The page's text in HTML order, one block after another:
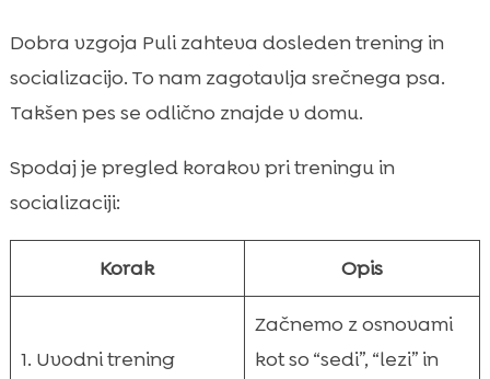
Dobra vzgoja Puli zahteva dosleden trening in
socializacijo. To nam zagotavlja srečnega psa.
Takšen pes se odlično znajde v domu.
Spodaj je pregled korakov pri treningu in
socializaciji:
Korak Opis
1. Uvodni trening
Začnemo z osnovami
kot so “sedi”, “lezi” in